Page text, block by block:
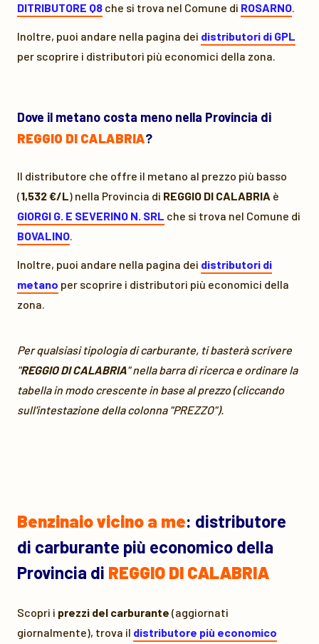
DITRIBUTORE Q8 che si trova nel Comune di ROSARNO.
Inoltre, puoi andare nella pagina dei distributori di GPL
per scoprire i distributori più economici della zona.
Dove il metano costa meno nella Provincia di
REGGIO DI CALABRIA?
Il distributore che offre il metano al prezzo più basso
(1,532 €/L) nella Provincia di REGGIO DI CALABRIA è
GIORGI G. E SEVERINO N. SRL che si trova nel Comune di
BOVALINO.
Inoltre, puoi andare nella pagina dei distributori di
metano per scoprire i distributori più economici della
zona.
Per qualsiasi tipologia di carburante, ti basterà scrivere
"REGGIO DI CALABRIA" nella barra di ricerca e ordinare la
tabella in modo crescente in base al prezzo (cliccando
sull'intestazione della colonna "PREZZO").
Benzinaio vicino a me: distributore
di carburante più economico della
Provincia di REGGIO DI CALABRIA
Scopri i prezzi del carburante (aggiornati
giornalmente), trova il distributore più economico